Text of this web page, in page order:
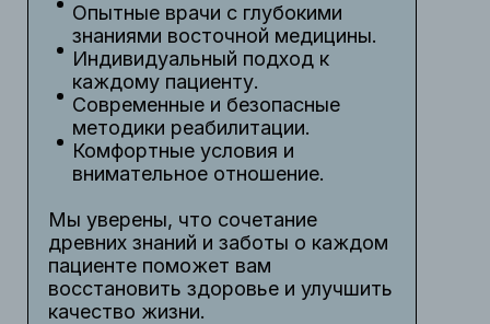
Опытные врачи с глубокими
знаниями восточной медицины.
Индивидуальный подход к
каждому пациенту.
Современные и безопасные
методики реабилитации.
Комфортные условия и
внимательное отношение.
Мы уверены, что сочетание
древних знаний и заботы о каждом
пациенте поможет вам
восстановить здоровье и улучшить
качество жизни.